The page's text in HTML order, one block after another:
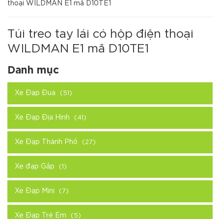
thoại WILDMAN E1 mã D10TE1
Túi treo tay lái có hộp điện thoại
WILDMAN E1 mã D10TE1
Danh mục
Xe Đạp Đua (51)
Xe Đạp Địa Hình (41)
Xe Đạp Thành Phố (27)
Xe đạp Gấp (1)
Xe Đạp Mini (7)
Xe Đạp Trẻ Em (5)